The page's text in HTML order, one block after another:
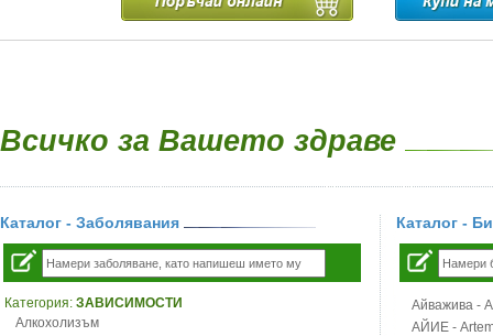
Всичко за Вашето здраве
Каталог - Заболявания
Категория: ЗАВИСИМОСТИ
Алкохолизъм
Каталог -
Айважива -
АЙИЕ -